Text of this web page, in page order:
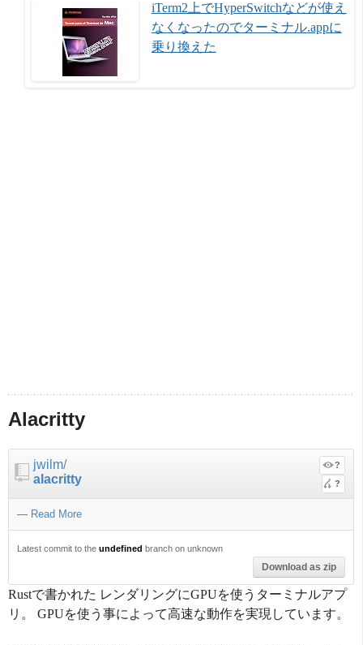
iTerm2上でHyperSwitchなどが使え
なくなったのでターミナル.appに
乗り換えた
Alacritty
jwilm/
alacritty
?
?
— Read More
Latest commit to the undefined branch on unknown
Download as zip
Rustで書かれた レンダリングにGPUを使うターミナルアプ
リ。 GPUを使う事によって高速な動作を実現しています。